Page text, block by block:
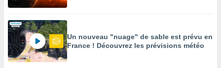
Un nouveau "nuage" de sable est prévu en
France ! Découvrez les prévisions météo